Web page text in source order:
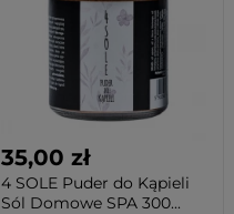
35,00 zł
4 SOLE Puder do Kąpieli
Sól Domowe SPA 300...